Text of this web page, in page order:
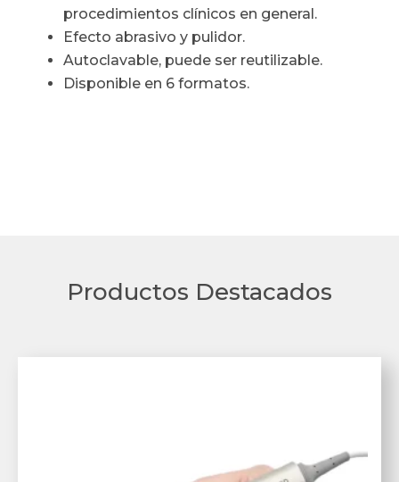
procedimientos clínicos en general.
Efecto abrasivo y pulidor.
Autoclavable, puede ser reutilizable.
Disponible en 6 formatos.
Productos Destacados